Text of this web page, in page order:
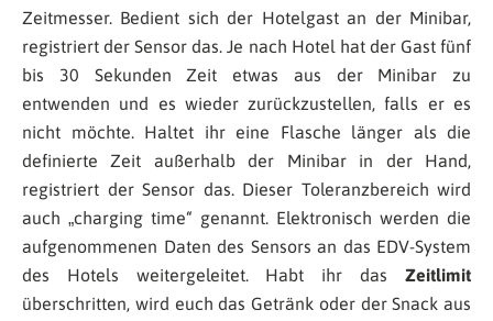
Zeitmesser. Bedient sich der Hotelgast an der Minibar,
registriert der Sensor das. Je nach Hotel hat der Gast fünf
bis 30 Sekunden Zeit etwas aus der Minibar zu
entwenden und es wieder zurückzustellen, falls er es
nicht möchte. Haltet ihr eine Flasche länger als die
definierte Zeit außerhalb der Minibar in der Hand,
registriert der Sensor das. Dieser Toleranzbereich wird
auch „charging time“ genannt. Elektronisch werden die
aufgenommenen Daten des Sensors an das EDV-System
des Hotels weitergeleitet. Habt ihr das Zeitlimit
überschritten, wird euch das Getränk oder der Snack aus